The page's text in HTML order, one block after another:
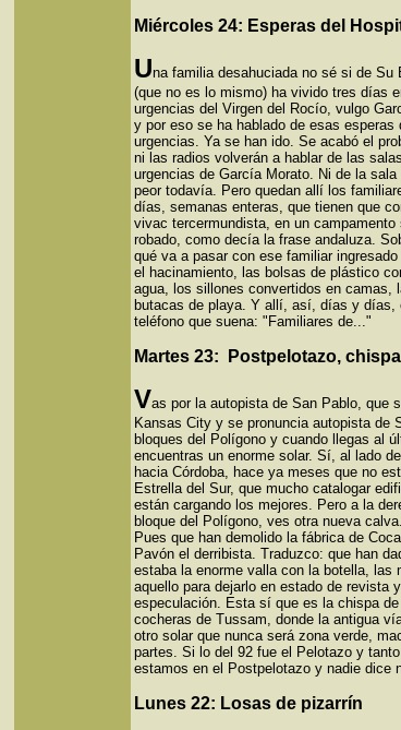
Miércoles 24: Esperas del
Una familia desahuciada no sé si de Su
(que no es lo mismo) ha vivido tres días
urgencias del Virgen del Rocío, vulgo
y por eso se ha hablado de esas esperas
urgencias. Ya se han ido. Se acabó el
ni las radios volverán a hablar de las
urgencias de García Morato. Ni de la sala
peor todavía. Pero quedan allí los
días, semanas enteras, que tienen que
vivac tercermundista, en un campamento
robado, como decía la frase andaluza.
qué va a pasar con ese familiar
el hacinamiento, las bolsas de plástico
agua, los sillones convertidos en camas,
butacas de playa. Y allí, así, días y días,
teléfono que suena: "Familiares de..."
Martes 23: Postpelotazo,
Vas por la autopista de San Pablo, que
Kansas City y se pronuncia autopista de
bloques del Polígono y cuando llegas al
encuentras un enorme solar. Sí, al lado
hacia Córdoba, hace ya meses que no
Estrella del Sur, que mucho catalogar
están cargando los mejores. Pero a la
bloque del Polígono, ves otra nueva
Pues que han demolido la fábrica de
Pavón el derribista. Traduzco: que han
estaba la enorme valla con la botella, las
aquello para dejarlo en estado de revista
especulación. Esta sí que es la chispa
cocheras de Tussam, donde la antigua
otro solar que nunca será zona verde,
partes. Si lo del 92 fue el Pelotazo y
estamos en el Postpelotazo y nadie dice
Lunes 22: Losas de pizarrín